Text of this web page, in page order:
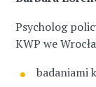
Psycholog
KWP we
badaniami